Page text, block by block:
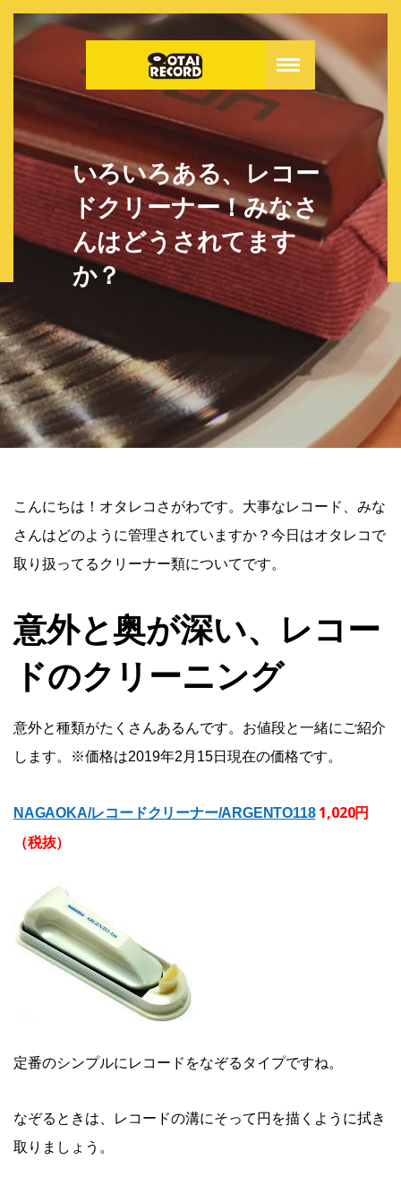
いろいろある、レコー
ドクリーナー！みなさ
んはどうされてます
か？
こんにちは！オタレコさがわです。大事なレコード、みな
さんはどのように管理されていますか？今日はオタレコで
取り扱ってるクリーナー類についてです。
意外と奥が深い、レコー
ドのクリーニング
意外と種類がたくさんあるんです。お値段と一緒にご紹介
します。※価格は2019年2月15日現在の価格です。
NAGAOKA/レコードクリーナー/ARGENTO118 1,020円
（税抜）
定番のシンプルにレコードをなぞるタイプですね。
なぞるときは、レコードの溝にそって円を描くように拭き
取りましょう。